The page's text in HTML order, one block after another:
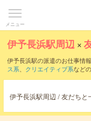
メニュー
伊予長浜駅周辺 ×
伊予長浜駅の派遣のお仕事情報
ス系、 クリエイティブ系など
伊予長浜駅周辺 / 友だちと